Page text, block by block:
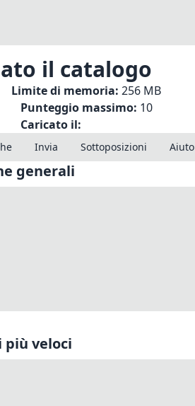
il catalogo
Limite di memoria: 256 MB
Punteggio massimo: 10
Caricato il:
Invia Sottoposizioni Aiuto
generali
più veloci